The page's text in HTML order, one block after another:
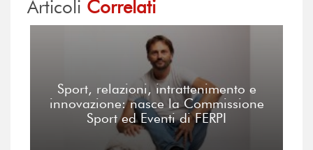
Articoli Correlati
Sport, relazioni, intrattenimento e
innovazione: nasce la Commissione
Sport ed Eventi di FERPI